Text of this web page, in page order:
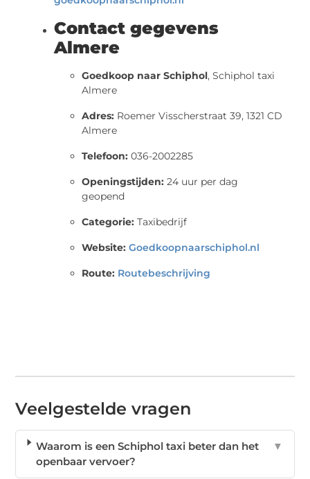
Contact gegevens
Almere
Goedkoop naar Schiphol, Schiphol taxi
Almere
Adres: Roemer Visscherstraat 39, 1321 CD
Almere
Telefoon: 036-2002285
Openingstijden:24 uur per dag
geopend
Categorie:Taxibedrijf
Website:Goedkoopnaarschiphol.nl
Route: Routebeschrijving
Veelgestelde vragen
Waarom is een Schiphol taxi beter dan het
openbaar vervoer?
▼